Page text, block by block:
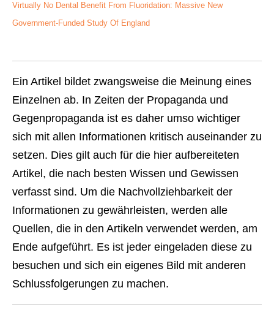
Virtually No Dental Benefit From Fluoridation: Massive New
Government-Funded Study Of England
Ein Artikel bildet zwangsweise die Meinung eines
Einzelnen ab. In Zeiten der Propaganda und
Gegenpropaganda ist es daher umso wichtiger
sich mit allen Informationen kritisch auseinander zu
setzen. Dies gilt auch für die hier aufbereiteten
Artikel, die nach besten Wissen und Gewissen
verfasst sind. Um die Nachvollziehbarkeit der
Informationen zu gewährleisten, werden alle
Quellen, die in den Artikeln verwendet werden, am
Ende aufgeführt. Es ist jeder eingeladen diese zu
besuchen und sich ein eigenes Bild mit anderen
Schlussfolgerungen zu machen.